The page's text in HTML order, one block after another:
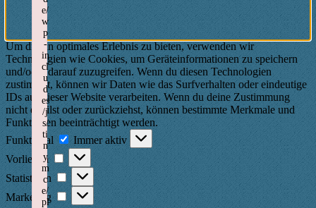
Um dir ein optimales Erlebnis zu bieten, verwenden wir
Technologien wie Cookies, um Geräteinformationen zu speichern
und/oder darauf zuzugreifen. Wenn du diesen Technologien
zustimmst, können wir Daten wie das Surfverhalten oder eindeutige
IDs auf dieser Website verarbeiten. Wenn du deine Zustimmung
nicht erteilst oder zurückziehst, können bestimmte Merkmale und
Funktionen beeinträchtigt werden.
Funktional
Funktional
Immer aktiv
Vorlieben
Vorlieben
Statistiken Statistiken
Marketing Marketing
e/
w
p
-
in
cl
u
d
es
/j
s/
ti
n
y
m
c
e/
pl